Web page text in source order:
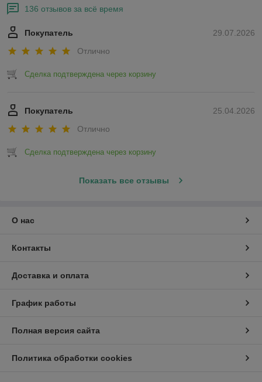
136 отзывов за всё время
29.07.2026
Покупатель
Отлично
Сделка подтверждена через корзину
25.04.2026
Покупатель
Отлично
Сделка подтверждена через корзину
Показать все отзывы
О нас
Контакты
Доставка и оплата
График работы
Полная версия сайта
Политика обработки cookies